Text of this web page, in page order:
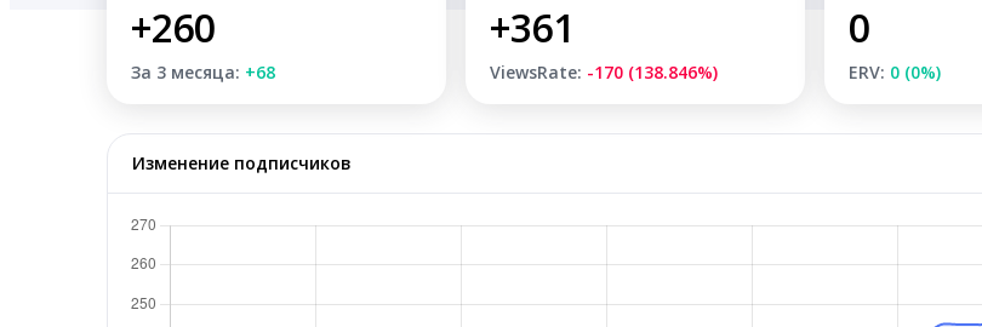
+260
За 3 месяца: +68
+361
ViewsRate: -170 (138.846%)
0
ERV: 0 (0%)
Изменение подписчиков